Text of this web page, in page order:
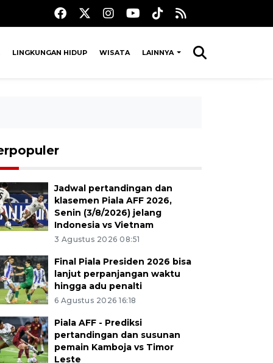
LINGKUNGAN HIDUP WISATA LAINNYA
Jadwal pertandingan dan
klasemen Piala AFF 2026,
Senin (3/8/2026) jelang
Indonesia vs Vietnam
3 Agustus 2026 08:51
Final Piala Presiden 2026 bisa
lanjut perpanjangan waktu
hingga adu penalti
6 Agustus 2026 16:18
Piala AFF - Prediksi
pertandingan dan susunan
pemain Kamboja vs Timor
Leste